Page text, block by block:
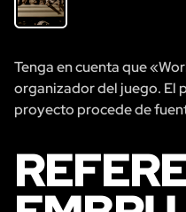
Tenga en cuenta que
organizador del juego. El
proyecto procede de